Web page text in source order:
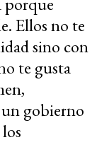
Ellos no te
sino con
te gusta
un gobierno